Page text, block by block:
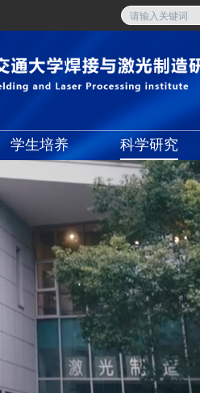
学生培养 科学研究